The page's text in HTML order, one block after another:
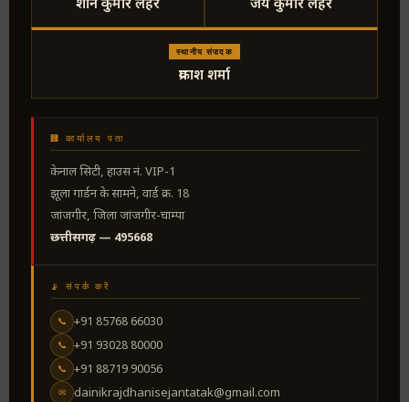
शनि कुमार लहरे जय कुमार लहरे
स्थानीय संपादक
प्रकाश शर्मा
🏢 कार्यालय पता
केनाल सिटी, हाउस नं. VIP-1
झूला गार्डन के सामने, वार्ड क्र. 18
जांजगीर, जिला जांजगीर-चाम्पा
छत्तीसगढ़ — 495668
📡 संपर्क करें
📞 +91 85768 66030
📞 +91 93028 80000
📞 +91 88719 90056
✉ dainikrajdhanisejantatak@gmail.com